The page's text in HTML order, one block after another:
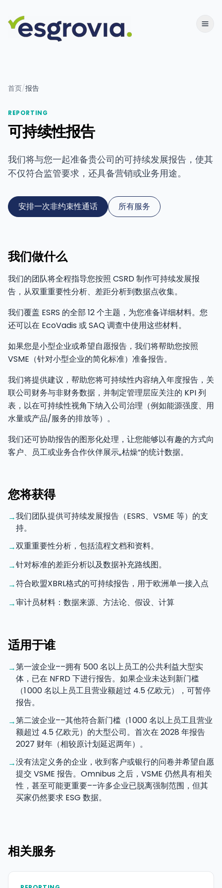
首页/报告
REPORTING
可持续性报告
我们将与您一起准备贵公司的可持续发展报告，使其
不仅符合监管要求，还具备营销或业务用途。
安排一次非约束性通话 所有服务
我们做什么
我们的团队将全程指导您按照 CSRD 制作可持续发展报
告，从双重重要性分析、差距分析到数据点收集。
我们覆盖 ESRS 的全部 12 个主题，为您准备详细材料。您
还可以在 EcoVadis 或 SAQ 调查中使用这些材料。
如果您是小型企业或希望自愿报告，我们将帮助您按照
VSME（针对小型企业的简化标准）准备报告。
我们将提供建议，帮助您将可持续性内容纳入年度报告，关
联公司财务与非财务数据，并制定管理层应关注的 KPI 列
表，以在可持续性视角下纳入公司治理（例如能源强度、用
水量或产品/服务的排放等）。
我们还可协助报告的图形化处理，让您能够以有趣的方式向
客户、员工或业务合作伙伴展示„枯燥“的统计数据。
您将获得
→我们团队提供可持续发展报告（ESRS、VSME 等）的支
持。
→双重重要性分析，包括流程文档和资料。
→针对标准的差距分析以及数据补充路线图。
→符合欧盟XBRL格式的可持续报告，用于欧洲单一接入点
→审计员材料：数据来源、方法论、假设、计算
适用于谁
→第一波企业––拥有 500 名以上员工的公共利益大型实
体，已在 NFRD 下进行报告。如果企业未达到新门槛
（1 000 名以上员工且营业额超过 4.5 亿欧元），可暂停
报告。
→第二波企业––其他符合新门槛（1 000 名以上员工且营业
额超过 4.5 亿欧元）的大型公司。首次在 2028 年报告
2027 财年（相较原计划延迟两年）。
→没有法定义务的企业，收到客户或银行的问卷并希望自愿
提交 VSME 报告。Omnibus 之后，VSME 仍然具有相关
性，甚至可能更重要––许多企业已脱离强制范围，但其
买家仍然要求 ESG 数据。
相关服务